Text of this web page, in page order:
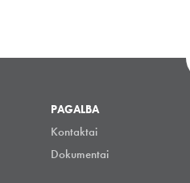
PAGALBA
Kontaktai
Dokumentai